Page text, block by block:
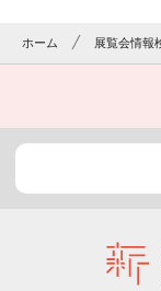
ホーム 展覧会情報